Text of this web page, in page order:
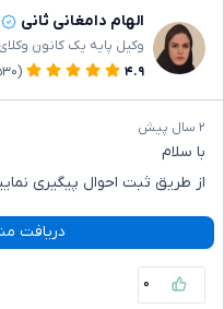
الهام دامغانی ثانی
وکیل پایه یک کانون
۴.۹
(۵۳۰)
۲ سال پیش
با سلام
از طریق ثبت احوال پیگیری
دریافت
۰